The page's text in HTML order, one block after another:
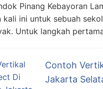
Pinang Kebayoran
kali ini untuk sebuah
Untuk langkah
Contoh
Jakarta